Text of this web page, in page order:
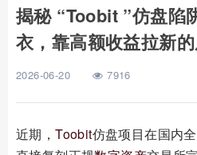
揭秘 “Toobit ”仿盘陷
衣，靠高额收益拉新的
2026-06-20 7916
近期，Toobit仿盘项目在国内